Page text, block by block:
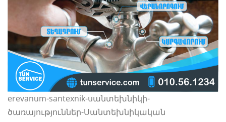
erevanum-santexnik-սանտեխնիկի-
ծառայություններ-Սանտեխնիկական